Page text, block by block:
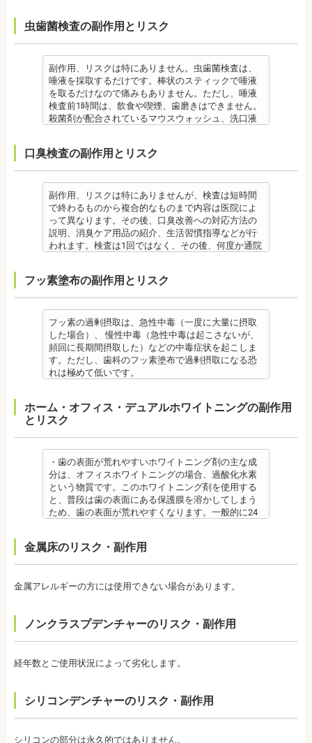
了まで治療できません。）
・虫歯や歯周炎が発生すると一旦、装置を取り外し
て歯科医院で治療をする場合もあります。
・患者様が、取り外しできる矯正装置や補助装置の
装着時間を守っていなかったり、定期的な来院がで
きなかったりした場合は、治療期間が延びる可能性
があります。
・特殊な噛み合わせ、骨の硬さ、歯のかたちの場合
癖が改善されない場合は、治療期間が延びることが
・矯正治療で歯を動かして歯並びを整える「動的治
療」を終えて歯並びが改善されても、まだ歯が元の
位置に戻ろうとする傾向があるため、一定期間動か
した歯を正しい位置にとどめておく保定が必要で
す。歯の位置が安定するまでの保定期間には個人差
があるので、治療後も歯科医師の指示を守ってくだ
さい。
先生
日本大学歯学部口腔外科第２講座大学院卒業
歯学博士（口腔外科学）
日本大学歯学部非常勤講師
社会福祉法人富士白苑理事
・装置が壊れることがあります。その際は歯科医院
を受診してください。
・個人差があり、かなりのストレスを受ける患者さ
んもいます。
・矯正中は、器具を装着するため、食べかすが詰ま
りやすく虫歯、歯周病を招きやすくなります。（矯
正器具をつけている箇所の虫歯治療は、基本的に矯
正終了まで治療できません。）
・虫歯や歯周炎が発生すると一旦、装置を取り外し
装着時間を守っていなかったり、定期的な来院がで
きなかった場合は、治療期間が延びる場合がありま
す。
・特殊な噛み合わせ、骨の硬さ、歯のかたちの場合
は、治療期間が長くなる場合があります。
・舌で歯を押す癖や、歯並びに悪影響をあたえる癖
が改善されない方は、治療期間が延びる場合があり
ます。
位置に戻ろうとする傾向があるため、一定期間動か
安定するまでの保定期間には個人差があるので、治
療後も歯科医師の指示を守ってください。
・矯正終了後に矯正箇所が元に戻る場合もありま
す。
監修医情報 医療法人社団日坂会 理事長 日坂充宏
先生
【プロフィール】 日本大学歯学部卒業
歯学博士（口腔外科学）
日本大学歯学部非常勤講師
・歯や骨の状態、歯の動きを妨げる癖があった場
合、虫歯や歯周病の発生など、治療計画よりも治療
期間が長くなる場合があります。
・矯正治療では、歯肉が下がる場合（歯肉退縮）が
あります。特に切歯（せっし：上下前歯各4本）、歯
の凸凹が大きい患者様の場合、発症する事がありま
す。
・個人差により治療期間が数年かかることがありま
す。
ムや餅など、装置に引っかかるものが食べられなく
なることもあります。
・装置が壊れることがあります。その際は歯科医院
を受診してください。
・個人差があり、かなりのストレスを受ける患者様
もいます。
・矯正中は、器具を装着するため、食べかすが詰ま
りやすく虫歯、歯周病を招きやすくなります。（矯
正器具をつけている箇所の虫歯治療は、基本的に矯
て歯科医院で治療をする場合もあります。
・患者様が、取り外しできる矯正装置や補助装置の
装着時間を守っていなかったり、定期的な来院がで
きなかった場合は、治療期間が延びる場合がありま
す。
・特殊な噛み合わせ、骨の硬さ、歯のかたちの場合
は、治療期間が長くなる場合があります。
・舌で歯を押す癖や、歯並びに悪影響をあたえる癖
・矯正治療で歯を動かして歯並びを整える「動的治
療」を終えて歯並びが改善されても、まだ歯が元の
した歯をとどめておく保定が必要です。歯の位置が
安定するまでの保定期間には個人差があるので、治
療後も歯科医師の指示を守ってください。
監修医情報 医療法人社団日坂会 理事長 日坂充宏
先生
【プロフィール】
日本大学歯学部卒業
歯学博士（口腔外科学）
きません。
石の前段階です。歯垢の段階であれば歯ブラシで簡
単に取り除くことができますが、沈着したまま時間
が経過すると歯石になって歯周病を進行させてしま
います。歯科での歯石除去は、専門の機器を使用
し、歯石を取り除くことができます。
歯石を取り除けば、歯周病の治療となり歯のぐらつ
き、歯茎の出血、口臭などが改善できます。
【プロフィール】
勤務
きれない場合があります。
また、エアフローは外来性の着色は落としますが、
本来の歯の色自体は白くできません。歯自体を白く
したい場合にはホワイトニングが有効です。 着色汚
れはエアフロー後に再付着することもあります。継
続的効果を得るには、定期的な施術が必要です。
エアフローは、着色を落とす審美目的として行われ
るため、健康保険の適用外となり自由診療となりま
フローを受けられない人もいます。
エアフローは、歯面清掃を行う機器です。細かなパ
ウダー粒子をジェット噴射で歯に吹き付け、歯にこ
びりついた汚れを落とすことができます。
歯科で主に歯の着色やタバコのヤニ除去の用途とし
て使われていますが、歯周ポケット内の歯周病の細
菌除去にも効果があります。
監修医情報 菊地由利佳先生
日本歯科大学新潟生命歯学部卒業
虫歯菌検査の副作用とリスク
副作用、リスクは特にありません。虫歯菌検査は、
唾液を採取するだけです。棒状のスティックで唾液
を取るだけなので痛みもありません。ただし、唾液
検査前1時間は、飲食や喫煙、歯磨きはできません。
殺菌剤が配合されているマウスウォッシュ、洗口液
また検査1ヶ月以内に抗生物質を使用している場合も
正確な結果が出ないことがあるので時期を延ばす場
合もあります。健康保険の適用外となり自由診療と
なります。
備考
ご自身の唾液の量、性質、虫歯の原因菌の量を知
り、虫歯予防とセルフケア強化を目的とした検査で
す。
・酸性度（酸性になる程歯が溶けやすい）
た、よく噛んでいるか、甘いものを摂る頻度なども
同時に確認します。
監修医情報 菊地由利佳先生
【プロフィール】
日本歯科大学新潟生命歯学部卒業
新潟大学医歯学総合病院にて研修
都内歯科医院にて勤務
口臭検査の副作用とリスク
副作用、リスクは特にありませんが、検査は短時間
で終わるものから複合的なものまで内容は医院によ
って異なります。その後、口臭改善への対応方法の
説明、消臭ケア用品の紹介、生活習慣指導などが行
われます。検査は1回ではなく、その後、何度か通院
備考
口臭は、体調や病気と関わりがあることも多く、口
臭で悩んでいる場合はその関連性も合わせて検査が
必要です。また、よく食べる食べ物、ブラッシング
不足、喫煙や飲酒などが影響する場合もあるので、
原因がわかれば口臭軽減に向けて指導が行われま
す。
監修医情報 菊地由利佳先生
新潟大学医歯学総合病院にて研修
都内歯科医院にて勤務
フッ素塗布の副作用とリスク
フッ素の過剰摂取は、急性中毒（一度に大量に摂取
した場合）、 慢性中毒（急性中毒は起こさないが、
頻回に長期間摂取した）などの中毒症状を起こしま
す。ただし、歯科のフッ素塗布で過剰摂取になる恐
れは極めて低いです。
（過剰摂取）推定中毒量は、5歳児（体重18Kg）が
週5回法のフッ化物洗口液（0.05％フッ化ナトリウム
溶液）を40人分一度に飲んだ場合に到達（厚生労働
省 フッ化物の急性中毒量 e-ヘルスネット）
また、フッ素を塗った場合でも、ブラッシング不足
や磨き残しがあれば虫歯はできてしまいます。フッ
素は虫歯ができにくくなるだけで、通常の歯ブラ
シ、歯間掃除などは必要です。
備考 フッ素を塗布して、歯をコーティングし虫歯に
することが可能です。特に、塗布する時期に制限が
監修医情報 菊地由利佳先生
新潟大学医歯学総合病院にて研修
ホーム・オフィス・デュアルホワイトニングの副作用
とリスク
・歯の表面が荒れやすいホワイトニング剤の主な成
分は、オフィスホワイトニングの場合、過酸化水素
という物質です。このホワイトニング剤を使用する
と、普段は歯の表面にある保護膜を溶かしてしまう
ため、歯の表面が荒れやすくなります。一般的に24
・ホワイトニング剤の影響で知覚過敏がおこるケー
スがあります。薬剤が歯の神経に強い刺激を与えて
ィスホワイトニングで使用する薬剤はホームホワイ
・歯科で行うホワイトニングでも1回の施術で思った
す。歯の厚みの違いやホワイトニングの作用が出に
に起こるということではなく、個人差が大きいた
続けていくことで目立たなくなることが多いです。
金属床のリスク・副作用
金属アレルギーの方には使用できない場合があります。
ノンクラスプデンチャーのリスク・副作用
経年数とご使用状況によって劣化します。
シリコンデンチャーのリスク・副作用
シリコンの部分は永久的ではありません。